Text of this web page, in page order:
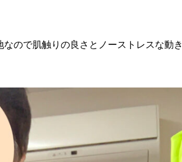
ので肌触りの良さとノーストレスな動き